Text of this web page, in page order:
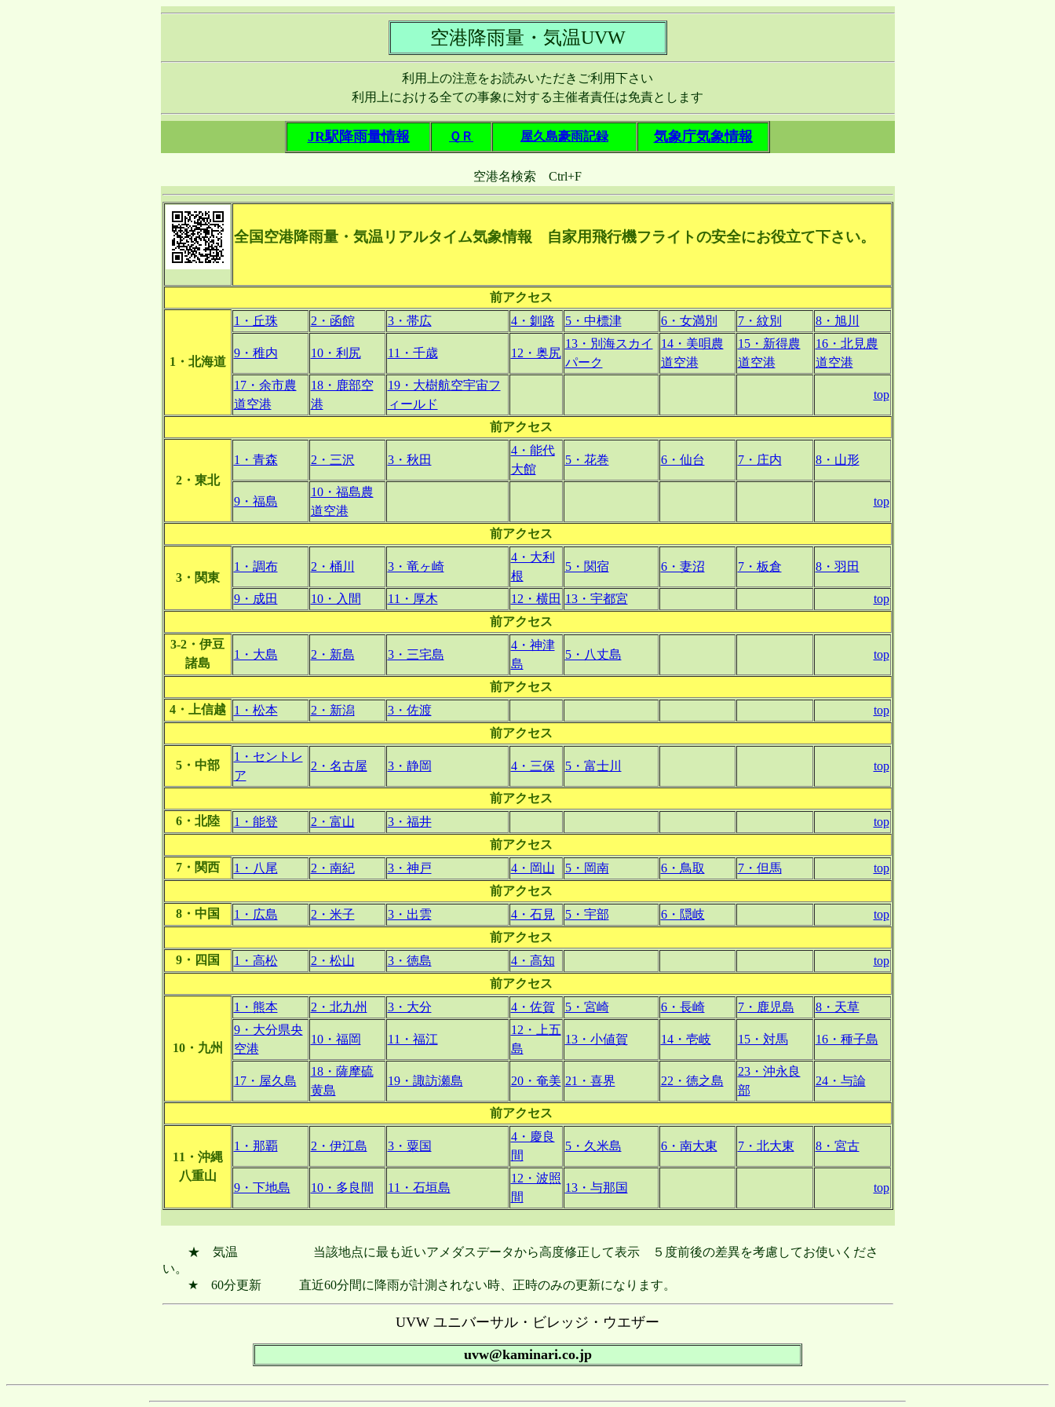
空港降雨量・気温UVW
利用上の注意をお読みいただきご利用下さい
利用上における全ての事象に対する主催者責任は免責とします
JR駅降雨量情報 ＱＲ 屋久島豪雨記録 気象庁気象情報
空港名検索 Ctrl+F
全国空港降雨量・気温リアルタイム気象情報 自家用飛行機フライトの安全にお役立て下さい。
前アクセス
1・北海道
1・丘珠 2・函館 3・帯広 4・釧路 5・中標津 6・女満別 7・紋別 8・旭川
9・稚内 10・利尻 11・千歳 12・奥尻
13・別海スカイ
パーク
14・美唄農
道空港
15・新得農
道空港
16・北見農
道空港
17・余市農
道空港
18・鹿部空
港
19・大樹航空宇宙フ
ィールド
top
前アクセス
2・東北
1・青森 2・三沢 3・秋田
4・能代
大館
5・花巻 6・仙台 7・庄内 8・山形
9・福島
10・福島農
道空港
top
前アクセス
3・関東
1・調布 2・桶川 3・竜ヶ崎
4・大利
根
5・関宿 6・妻沼 7・板倉 8・羽田
9・成田 10・入間 11・厚木 12・横田 13・宇都宮
top
前アクセス
3-2・伊豆
諸島
1・大島 2・新島 3・三宅島
4・神津
島
5・八丈島 top
前アクセス
4・上信越
1・松本 2・新潟 3・佐渡
top
前アクセス
5・中部
1・セントレ
ア
2・名古屋 3・静岡 4・三保 5・富士川 top
前アクセス
6・北陸
1・能登 2・富山 3・福井
top
前アクセス
7・関西
1・八尾 2・南紀 3・神戸 4・岡山 5・岡南 6・鳥取 7・但馬
top
前アクセス
8・中国
1・広島 2・米子 3・出雲 4・石見 5・宇部 6・隠岐
top
前アクセス
9・四国
1・高松 2・松山 3・徳島 4・高知
top
前アクセス
10・九州
1・熊本 2・北九州 3・大分 4・佐賀 5・宮崎 6・長崎 7・鹿児島
8・天草
9・大分県央
空港
10・福岡 11・福江
12・上五
島
13・小値賀 14・壱岐 15・対馬 16・種子島
17・屋久島
18・薩摩硫
黄島
19・諏訪瀬島 20・奄美 21・喜界 22・徳之島
23・沖永良
部
24・与論
前アクセス
11・沖縄
八重山
1・那覇 2・伊江島 3・粟国
4・慶良
間
5・久米島 6・南大東 7・北大東 8・宮古
9・下地島 10・多良間 11・石垣島
12・波照
間
13・与那国 top
★ 気温 当該地点に最も近いアメダスデータから高度修正して表示 ５度前後の差異を考慮してお使いくださ
い。
★ 60分更新 直近60分間に降雨が計測されない時、正時のみの更新になります。
UVW ユニバーサル・ビレッジ・ウエザー
uvw@kaminari.co.jp